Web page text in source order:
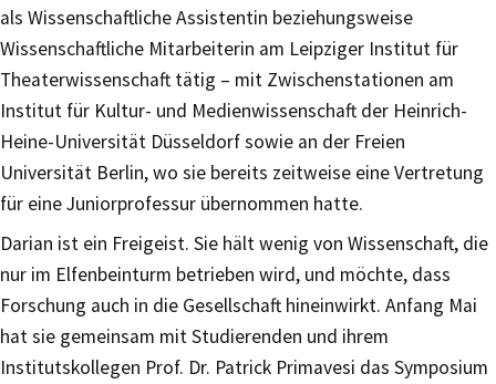
als Wissenschaftliche Assistentin beziehungsweise
Wissenschaftliche Mitarbeiterin am Leipziger Institut für
Theaterwissenschaft tätig – mit Zwischenstationen am
Institut für Kultur- und Medienwissenschaft der Heinrich-
Heine-Universität Düsseldorf sowie an der Freien
Universität Berlin, wo sie bereits zeitweise eine Vertretung
für eine Juniorprofessur übernommen hatte.
Darian ist ein Freigeist. Sie hält wenig von Wissenschaft, die
nur im Elfenbeinturm betrieben wird, und möchte, dass
Forschung auch in die Gesellschaft hineinwirkt. Anfang Mai
hat sie gemeinsam mit Studierenden und ihrem
Institutskollegen Prof. Dr. Patrick Primavesi das Symposium